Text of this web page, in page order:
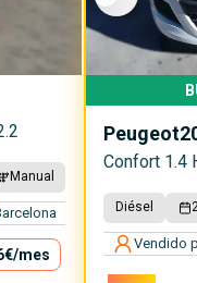
Manual
/mes
Peugeot
Confort 1.4
Diésel
Vendido